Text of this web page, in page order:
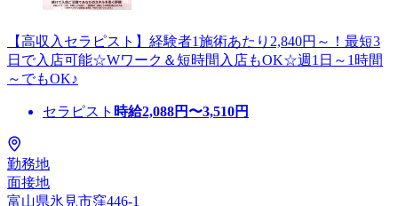
【高収入セラピスト】経験者1施術あたり2,840円～！最短3
日で入店可能☆Wワーク＆短時間入店もOK☆週1日～1時間
～でもOK♪
セラピスト 時給2,088円〜3,510円
勤務地
面接地
富山県氷見市窪446-1